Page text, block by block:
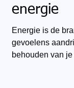
energie
Energie is de
gevoelens
behouden van